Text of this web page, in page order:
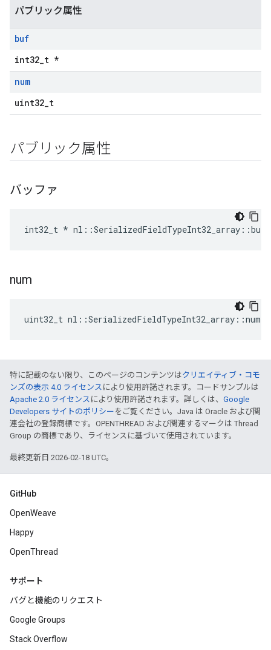
パブリック属性
buf
int32_t *
num
uint32_t
パブリック属性
バッファ
int32_t * nl::SerializedFieldTypeInt32_array::buf
num
uint32_t nl::SerializedFieldTypeInt32_array::num
特に記載のない限り、このページのコンテンツはクリエイティブ・コモ
ンズの表示 4.0 ライセンス により使用許諾されます。コードサンプルは
Apache 2.0 ライセンス により使用許諾されます。詳しくは、 Google
Developers サイトのポリシー をご覧ください。Java は Oracle および関
連会社の登録商標です。OPENTHREAD および関連するマークは Thread
Group の商標であり、ライセンスに基づいて使用されています。
最終更新日 2026-02-18 UTC。
GitHub
OpenWeave
Happy
OpenThread
サポート
バグと機能のリクエスト
Google Groups
Stack Overflow